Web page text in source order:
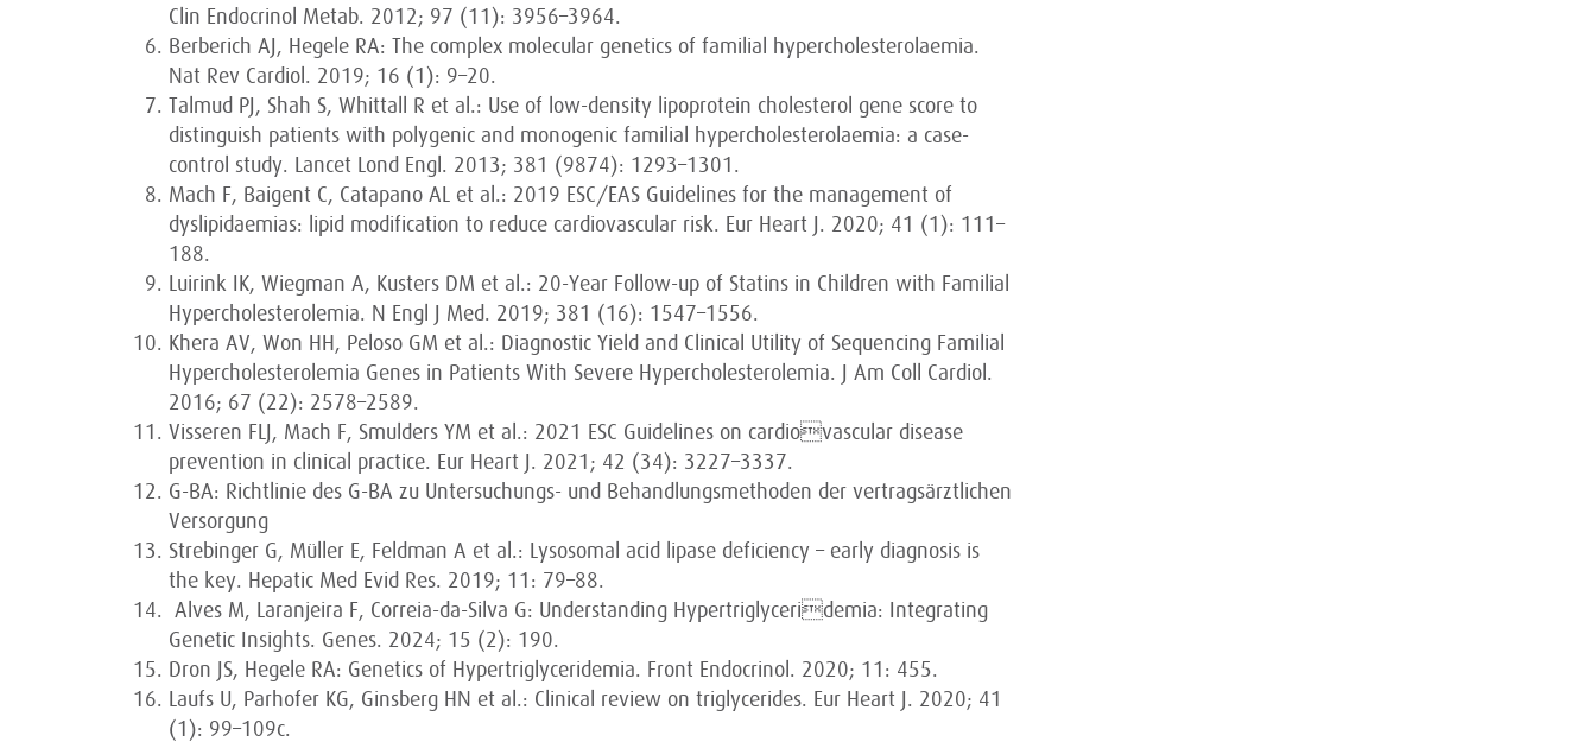
Clin Endocrinol Metab. 2012; 97 (11): 3956–3964.
Berberich AJ, Hegele RA: The complex molecular genetics of familial hypercholesterolaemia.
Nat Rev Cardiol. 2019; 16 (1): 9–20.
Talmud PJ, Shah S, Whittall R et al.: Use of low-density lipoprotein cholesterol gene score to
distinguish patients with polygenic and monogenic familial hypercholesterolaemia: a case-
control study. Lancet Lond Engl. 2013; 381 (9874): 1293–1301.
Mach F, Baigent C, Catapano AL et al.: 2019 ESC/EAS Guidelines for the management of
dyslipidaemias: lipid modification to reduce cardiovascular risk. Eur Heart J. 2020; 41 (1): 111–
188.
Luirink IK, Wiegman A, Kusters DM et al.: 20-Year Follow-up of Statins in Children with Familial
Hypercholesterolemia. N Engl J Med. 2019; 381 (16): 1547–1556.
Khera AV, Won HH, Peloso GM et al.: Diagnostic Yield and Clinical Utility of Sequencing Familial
Hypercholesterolemia Genes in Patients With Severe Hypercholesterolemia. J Am Coll Cardiol.
2016; 67 (22): 2578–2589.
Visseren FLJ, Mach F, Smulders YM et al.: 2021 ESC Guidelines on cardiovascular disease
prevention in clinical practice. Eur Heart J. 2021; 42 (34): 3227–3337.
G-BA: Richtlinie des G-BA zu Untersuchungs- und Behandlungsmethoden der vertragsärztlichen
Versorgung
Strebinger G, Müller E, Feldman A et al.: Lysosomal acid lipase deficiency – early diagnosis is
the key. Hepatic Med Evid Res. 2019; 11: 79–88.
Alves M, Laranjeira F, Correia-da-Silva G: Understanding Hypertriglyceridemia: Integrating
Genetic Insights. Genes. 2024; 15 (2): 190.
Dron JS, Hegele RA: Genetics of Hypertriglyceridemia. Front Endocrinol. 2020; 11: 455.
Laufs U, Parhofer KG, Ginsberg HN et al.: Clinical review on triglycerides. Eur Heart J. 2020; 41
(1): 99–109c.